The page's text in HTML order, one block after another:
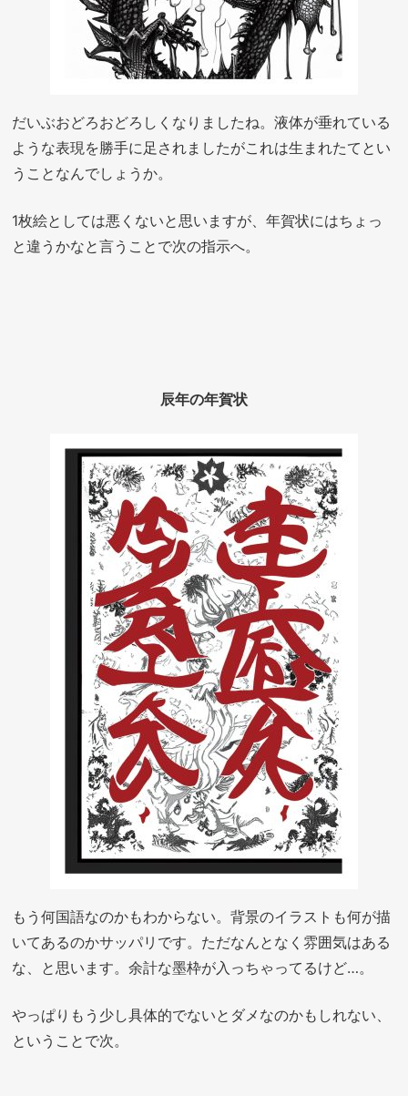
だいぶおどろおどろしくなりましたね。液体が垂れている
ような表現を勝手に足されましたがこれは生まれたてとい
うことなんでしょうか。
1枚絵としては悪くないと思いますが、年賀状にはちょっ
と違うかなと言うことで次の指示へ。
辰年の年賀状
もう何国語なのかもわからない。背景のイラストも何が描
いてあるのかサッパリです。ただなんとなく雰囲気はある
な、と思います。余計な墨枠が入っちゃってるけど…。
やっぱりもう少し具体的でないとダメなのかもしれない、
ということで次。